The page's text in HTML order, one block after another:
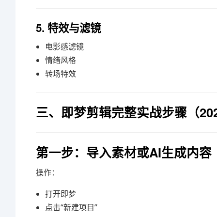
5. 特效与滤镜
电影感滤镜
情绪风格
转场特效
三、即梦剪辑完整实战步骤（
第一步：导入素材或AI生成内容
操作：
打开即梦
点击“新建项目”